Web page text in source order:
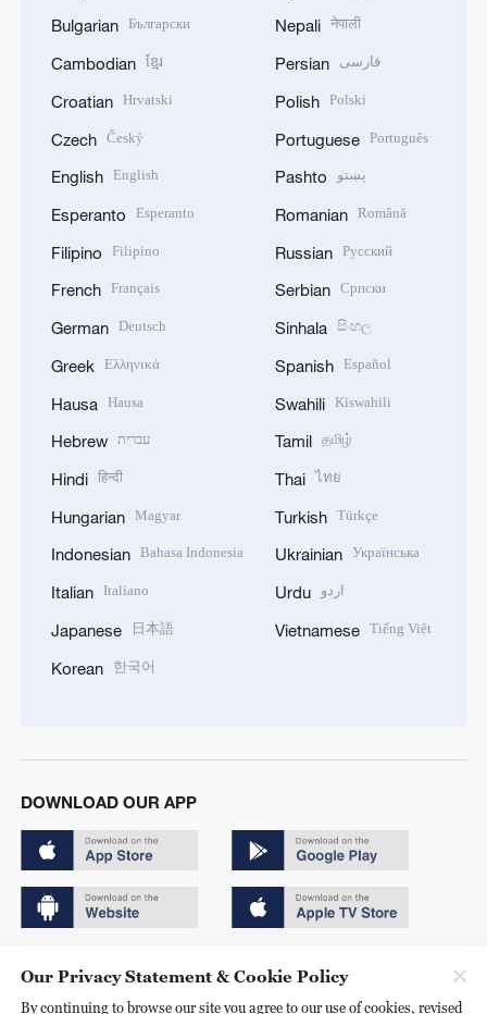
Bulgarian Български
Cambodian ខ្មែរ
Croatian Hrvatski
Czech Český
English English
Esperanto Esperanto
Filipino Filipino
French Français
German Deutsch
Greek Ελληνικά
Hausa Hausa
Hebrew עברית
Hindi हिन्दी
Hungarian Magyar
Indonesian Bahasa Indonesia
Italian Italiano
Japanese 日本語
Korean 한국어
Nepali नेपाली
Persian فارسی
Polish Polski
Portuguese Português
Pashto پښتو
Romanian Română
Russian Русский
Serbian Српски
Sinhala සිංහල
Spanish Español
Swahili Kiswahili
Tamil தமிழ்
Thai ไทย
Turkish Türkçe
Ukrainian Українська
Urdu اردو
Vietnamese Tiếng Việt
DOWNLOAD OUR APP
京ICP备20000184号
Our Privacy Statement & Cookie Policy
By continuing to browse our site you agree to our use of cookies, revised